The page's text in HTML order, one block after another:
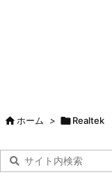
ホーム > Realtek